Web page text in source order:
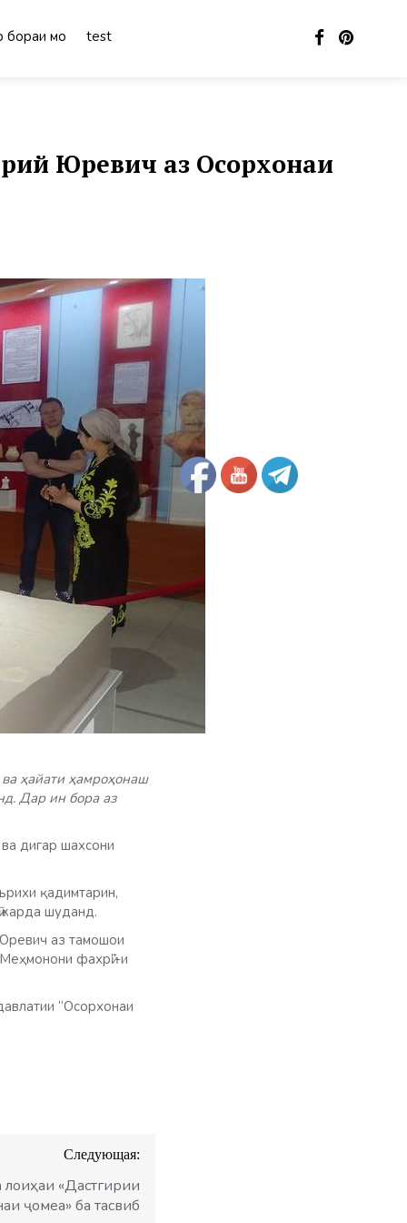
бораи мо test
Юревич аз Осорхонаи
ҳайати ҳамроҳонаш
Дар ин бора аз
дигар шахсони
қадимтарин,
карда шуданд.
аз тамошои
фахрӣ”-и
“Осорхонаи
Следующая:
«Дастгирии
ҷомеа» ба тасвиб